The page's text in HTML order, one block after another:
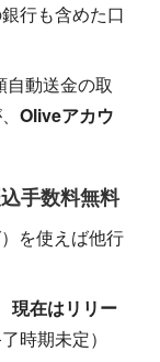
行も含めた口
動送金の取
Oliveアカウ
手数料無料
を使えば他行
現在はリリー
時期未定）